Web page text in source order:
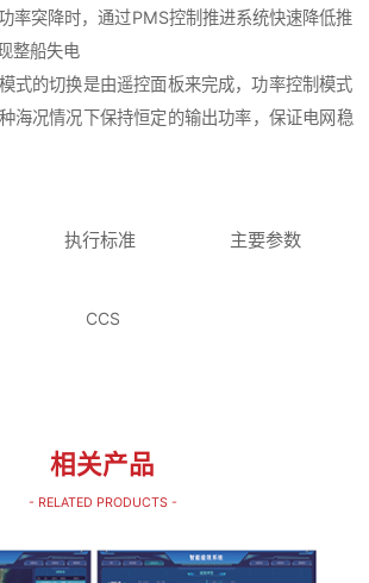
率突降时，通过PMS控制推进系统快速降低推
整船失电
式的切换是由遥控面板来完成，功率控制模式
海况情况下保持恒定的输出功率，保证电网稳
执行标准 主要参数
CCS
相关产品
- RELATED PRODUCTS -